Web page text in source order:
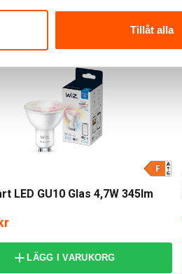
Tillåt alla
LED GU10 Glas 4,7W 345lm
LÄGG I VARUKORG